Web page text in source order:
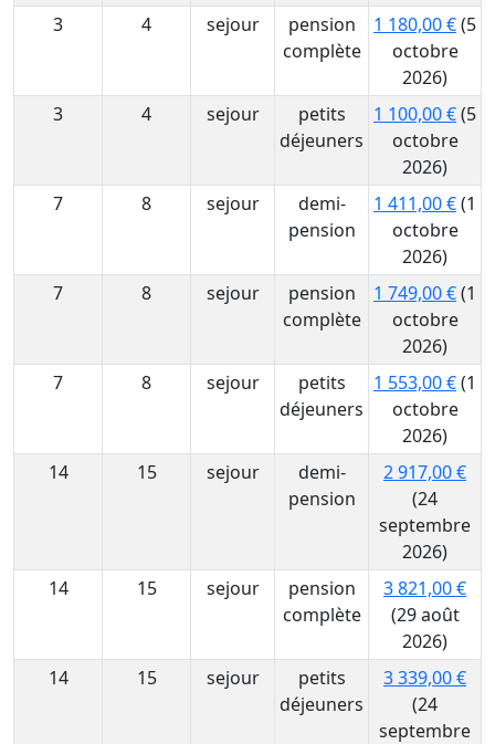
3
4 sejour
pension
complète
1 180,00 €(5
octobre
2026)
3
4 sejour
petits
déjeuners
1 100,00 €(5
octobre
2026)
7
8 sejour
demi-
pension
1 411,00 €(1
octobre
2026)
7
8 sejour
pension
complète
1 749,00 €(1
octobre
2026)
7
8 sejour
petits
déjeuners
1 553,00 €(1
octobre
2026)
14
15 sejour
demi-
pension
2 917,00 €
(24
septembre
2026)
14
15 sejour
pension
complète
3 821,00 €
(29 août
2026)
14
15 sejour
petits
déjeuners
3 339,00 €
(24
septembre